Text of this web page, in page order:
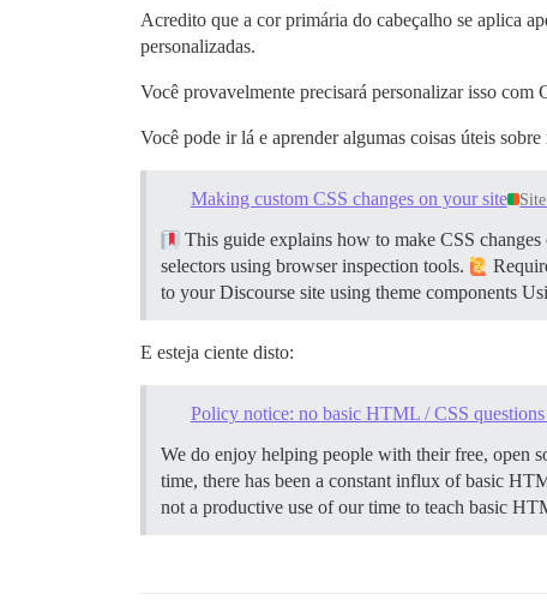
Acredito que a cor primária do cabeçalho se aplica
personalizadas.
Você provavelmente precisará personalizar isso com
Você pode ir lá e aprender algumas coisas úteis
Making custom CSS changes on your site
This guide explains how to make CSS
selectors using browser inspection tools.
to your Discourse site using theme components
E esteja ciente disto:
Policy notice: no basic HTML / CSS questions
We do enjoy helping people with their free, open
time, there has been a constant influx of basic
not a productive use of our time to teach basic